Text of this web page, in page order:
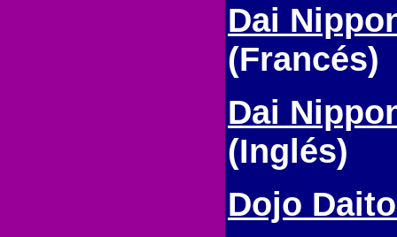
Dai
(Francés)
Dai
(Inglés)
Dojo